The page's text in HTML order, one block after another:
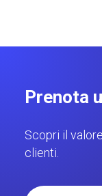
Prenota
Scopri il
clienti.